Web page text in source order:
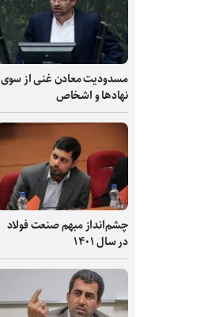
مسدودیت معادن غنی از سوی
نهادها و اشخاص
چشم‌انداز مبهم صنعت فولاد
در سال ۱۴۰۱